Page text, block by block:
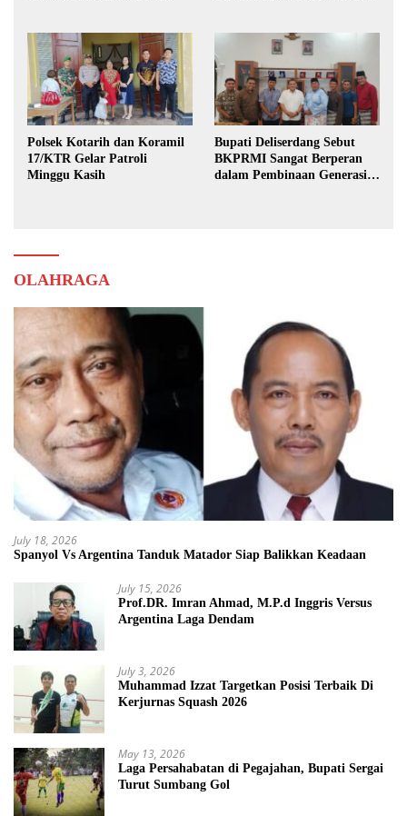
Polsek Kotarih dan Koramil
17/KTR Gelar Patroli
Minggu Kasih
Bupati Deliserdang Sebut
BKPRMI Sangat Berperan
dalam Pembinaan Generasi
OLAHRAGA
July 18, 2026
Spanyol Vs Argentina Tanduk Matador Siap Balikkan Keadaan
July 15, 2026
Prof.DR. Imran Ahmad, M.P.d Inggris Versus
Argentina Laga Dendam
July 3, 2026
Muhammad Izzat Targetkan Posisi Terbaik Di
Kerjurnas Squash 2026
May 13, 2026
Laga Persahabatan di Pegajahan, Bupati Sergai
Turut Sumbang Gol